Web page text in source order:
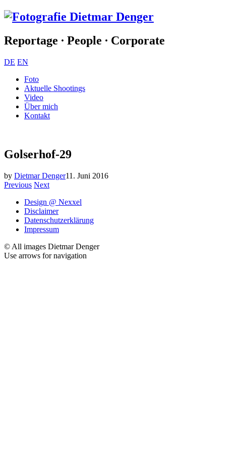
Reportage ∙ People ∙ Corporate
DE EN
Foto
Aktuelle Shootings
Video
Über mich
Kontakt
Golserhof-29
by Dietmar Denger11. Juni 2016
Previous Next
Design @ Nexxel
Disclaimer
Datenschutzerklärung
Impressum
© All images Dietmar Denger
Use arrows for navigation